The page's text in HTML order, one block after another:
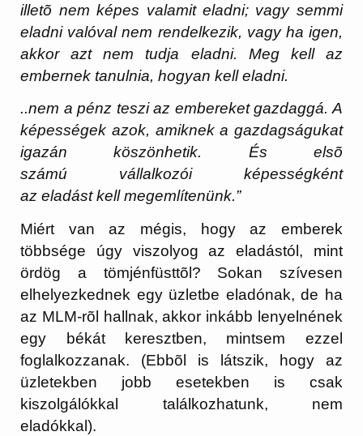
illetõ nem képes valamit eladni; vagy semmi
eladni valóval nem rendelkezik, vagy ha igen,
akkor azt nem tudja eladni. Meg kell az
embernek tanulnia, hogyan kell eladni.
..nem a pénz teszi az embereket gazdaggá. A
képességek azok, amiknek a gazdagságukat
igazán köszönhetik. És elsõ
számú vállalkozói képességként
az eladást kell megemlítenünk.”
Miért van az mégis, hogy az emberek
többsége úgy viszolyog az eladástól, mint
ördög a tömjénfüsttõl? Sokan szívesen
elhelyezkednek egy üzletbe eladónak, de ha
az MLM-rõl hallnak, akkor inkább lenyelnének
egy békát keresztben, mintsem ezzel
foglalkozzanak. (Ebbõl is látszik, hogy az
üzletekben jobb esetekben is csak
kiszolgálókkal találkozhatunk, nem
eladókkal).